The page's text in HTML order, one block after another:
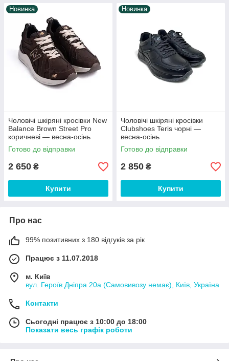
Новинка
Чоловічі шкіряні кросівки New
Balance Brown Street Pro
коричневі — весна-осінь
Готово до відправки
2 650 ₴
Купити
Новинка
Чоловічі шкіряні кросівки
Clubshoes Teris чорні —
весна-осінь
Готово до відправки
2 850 ₴
Купити
Про нас
99% позитивних з 180 відгуків за рік
Працює з 11.07.2018
м. Київ
вул. Героїв Дніпра 20а (Самовивозу немає), Київ, Україна
Контакти
Сьогодні працює з 10:00 до 18:00
Показати весь графік роботи